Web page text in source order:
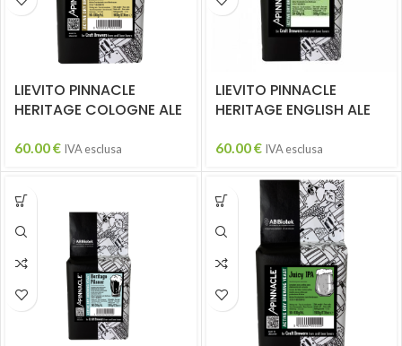
LIEVITO PINNACLE
HERITAGE COLOGNE ALE
60.00€ IVA esclusa
LIEVITO PINNACLE
HERITAGE ENGLISH ALE
60.00€ IVA esclusa